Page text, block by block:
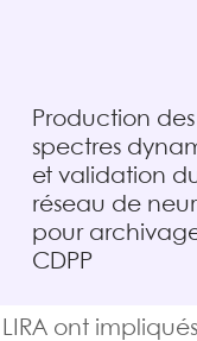
ont
Production des
spectres
et validation
réseau de
pour
CDPP